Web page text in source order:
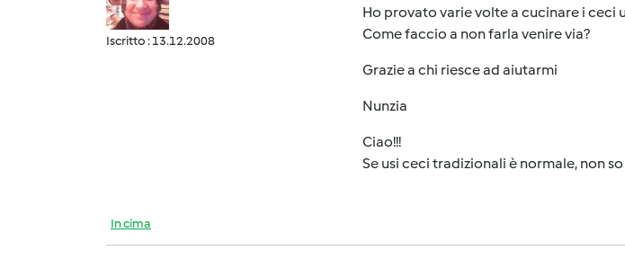
Iscritto : 13.12.2008
Ho provato varie volte a cucinare i ceci
Come faccio a non farla venire via?
Grazie a chi riesce ad aiutarmi
Nunzia
Ciao!!!
Se usi ceci tradizionali è normale, non
In cima